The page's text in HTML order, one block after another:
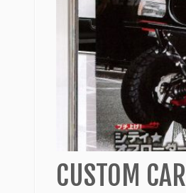
CUSTOM CAR